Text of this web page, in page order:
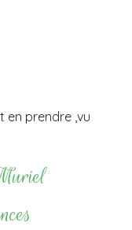
en prendre ,vu